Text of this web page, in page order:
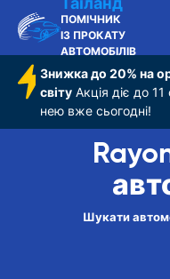
ПОМІЧНИК
ІЗ ПРОКАТУ
АВТОМОБІЛІВ
Знижка до 20% на
світу Акція діє до
нею вже сьогодні!
Шукати